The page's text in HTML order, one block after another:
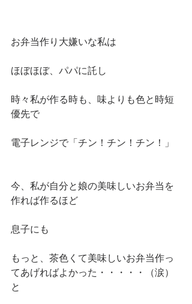
お弁当作り大嫌いな私は
ほぼほぼ、パパに託し
時々私が作る時も、味よりも色と時短
優先で
電子レンジで「チン！チン！チン！」
今、私が自分と娘の美味しいお弁当を
作れば作るほど
息子にも
もっと、茶色くて美味しいお弁当作っ
てあげればよかった・・・・・（涙）
と